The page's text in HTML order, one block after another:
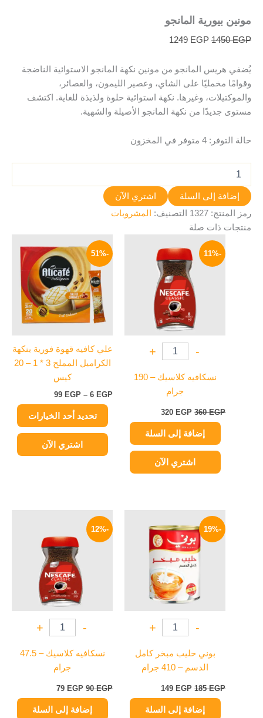
مونين بيورية المانجو
1450EGP
1249 EGP
يُضفي هريس المانجو من مونين نكهة المانجو الاستوائية الناضجة
وقوامًا مخمليًا على الشاي، وعصير الليمون، والعصائر،
والموكتيلات، وغيرها. نكهة استوائية حلوة ولذيذة للغاية. اكتشف
مستوى جديدًا من نكهة المانجو الأصيلة والشهية.
حالة التوفر: 4 متوفر في المخزون
إضافة إلى السلة
اشتري الآن
رمز المنتج: 1327 التصنيف:
المشروبات
منتجات ذات صلة
-11%
-
+
نسكافيه كلاسيك – 190
جرام
360EGP
الأصلي
هو:
360 EGP.
320 EGP
الحالي
هو:
320 EGP.
إضافة إلى السلة
اشتري الآن
-51%
علي كافيه قهوة فورية بنكهة
الكراميل المملح 3 * 1 – 20
كيس
6 EGP
–
99 EGP
السعر:
من
⁦6 EGP⁩
خلال
⁦99 EGP⁩
تحديد أحد الخيارات
هناك
العديد
من
الأشكال
المختلفة
لهذا
المنتج.
اختيار
الخيارات
صفحة
المنتج
اشتري الآن
-19%
-
+
بوني حليب مبخر كامل
الدسم – 410 جرام
185EGP
الأصلي
هو:
185 EGP.
149 EGP
الحالي
هو:
149 EGP.
إضافة إلى السلة
-12%
-
+
نسكافيه كلاسيك – 47.5
جرام
90EGP
90 EGP.
79 EGP
79 EGP.
إضافة إلى السلة